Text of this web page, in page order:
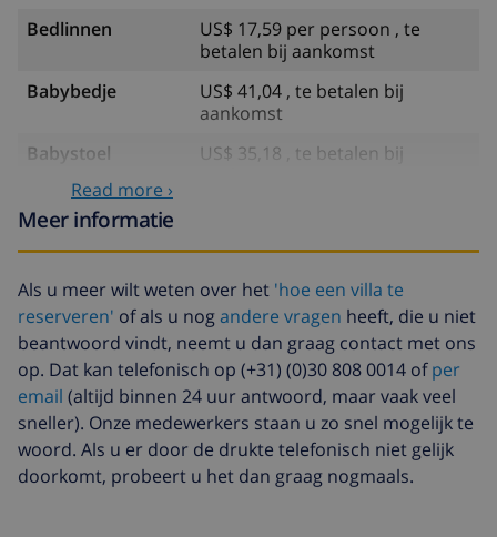
Bedlinnen
US$ 17,59 per persoon , te
betalen bij aankomst
Babybedje
US$ 41,04 , te betalen bij
aankomst
Babystoel
US$ 35,18 , te betalen bij
Internet
Huisdieren
US$ 58,64 , te betalen bij
aankomst
Annuleringsfonds:
4.80% van het totale bedrag
Read more ›
Meer informatie
Als u meer wilt weten over het 'hoe een villa te
reserveren' of als u nogandere vragen heeft, die u niet
beantwoord vindt, neemt u dan graag contact met ons
op. Dat kan telefonisch op (+31) (0)30 808 0014 ofper
email (altijd binnen 24 uur antwoord, maar vaak veel
sneller). Onze medewerkers staan u zo snel mogelijk te
woord. Als u er door de drukte telefonisch niet gelijk
doorkomt, probeert u het dan graag nogmaals.